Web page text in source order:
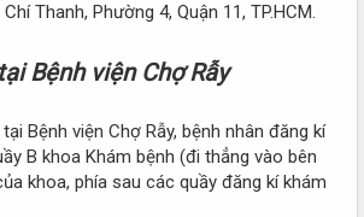
Thanh, Phường 4, Quận 11, TP.HCM.
Bệnh viện Chợ Rẫy
Bệnh viện Chợ Rẫy, bệnh nhân đăng kí
B khoa Khám bệnh (đi thẳng vào bên
khoa, phía sau các quầy đăng kí khám